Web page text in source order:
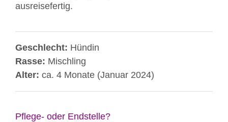
ausreisefertig.
Geschlecht: Hündin
Rasse: Mischling
Alter: ca. 4 Monate (Januar 2024)
Pflege- oder Endstelle?